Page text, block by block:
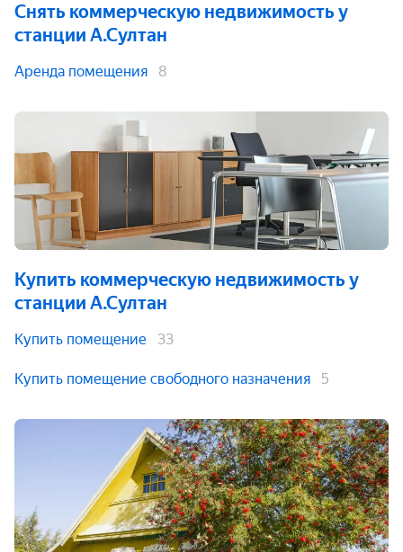
Снять коммерческую недвижимость у
станции А.Султан
Аренда помещения 8
Купить коммерческую недвижимость у
станции А.Султан
Купить помещение 33
Купить помещение свободного назначения 5